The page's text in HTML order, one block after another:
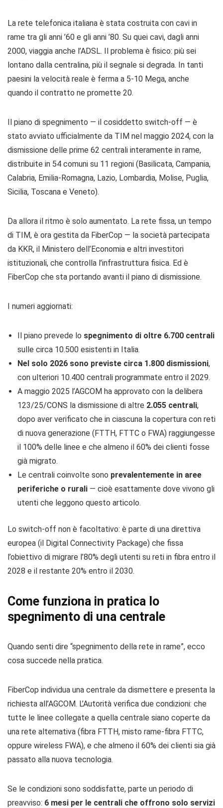
La rete telefonica italiana è stata costruita con cavi in
rame tra gli anni ’60 e gli anni ’80. Su quei cavi, dagli anni
2000, viaggia anche l’ADSL. Il problema è fisico: più sei
lontano dalla centralina, più il segnale si degrada. In tanti
paesini la velocità reale è ferma a 5-10 Mega, anche
quando il contratto ne promette 20.
Il piano di spegnimento — il cosiddetto switch-off — è
stato avviato ufficialmente da TIM nel maggio 2024, con la
dismissione delle prime 62 centrali interamente in rame,
distribuite in 54 comuni su 11 regioni (Basilicata, Campania,
Calabria, Emilia-Romagna, Lazio, Lombardia, Molise, Puglia,
Sicilia, Toscana e Veneto).
Da allora il ritmo è solo aumentato. La rete fissa, un tempo
di TIM, è ora gestita da FiberCop — la società partecipata
da KKR, il Ministero dell’Economia e altri investitori
istituzionali, che controlla l’infrastruttura fisica. Ed è
FiberCop che sta portando avanti il piano di dismissione.
I numeri aggiornati:
Il piano prevede lo spegnimento di oltre 6.700 centrali
sulle circa 10.500 esistenti in Italia.
Nel solo 2026 sono previste circa 1.800 dismissioni,
con ulteriori 10.400 centrali programmate entro il 2029.
A maggio 2025 l’AGCOM ha approvato con la delibera
123/25/CONS la dismissione di altre 2.055 centrali,
dopo aver verificato che in ciascuna la copertura con reti
di nuova generazione (FTTH, FTTC o FWA) raggiungesse
il 100% delle linee e che almeno il 60% dei clienti fosse
già migrato.
Le centrali coinvolte sono prevalentemente in aree
periferiche o rurali — cioè esattamente dove vivono gli
utenti che leggono questo articolo.
Lo switch-off non è facoltativo: è parte di una direttiva
europea (il Digital Connectivity Package) che fissa
l’obiettivo di migrare l’80% degli utenti su reti in fibra entro il
2028 e il restante 20% entro il 2030.
Come funziona in pratica lo
spegnimento di una centrale
Quando senti dire “spegnimento della rete in rame”, ecco
cosa succede nella pratica.
FiberCop individua una centrale da dismettere e presenta la
richiesta all’AGCOM. L’Autorità verifica due condizioni: che
tutte le linee collegate a quella centrale siano coperte da
una rete alternativa (fibra FTTH, misto rame-fibra FTTC,
oppure wireless FWA), e che almeno il 60% dei clienti sia già
passato alla nuova tecnologia.
Se le condizioni sono soddisfatte, parte un periodo di
preavviso: 6 mesi per le centrali che offrono solo servizi